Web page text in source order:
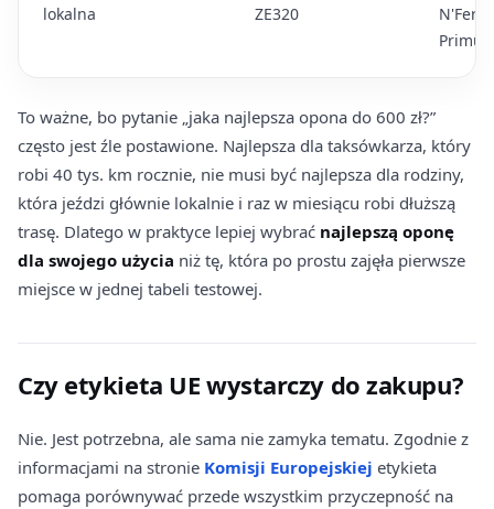
lokalna
ZE320
N'Fera
Primus
To ważne, bo pytanie „jaka najlepsza opona do 600 zł?”
często jest źle postawione. Najlepsza dla taksówkarza, który
robi 40 tys. km rocznie, nie musi być najlepsza dla rodziny,
która jeździ głównie lokalnie i raz w miesiącu robi dłuższą
trasę. Dlatego w praktyce lepiej wybrać najlepszą oponę
dla swojego użycia niż tę, która po prostu zajęła pierwsze
miejsce w jednej tabeli testowej.
Czy etykieta UE wystarczy do zakupu?
Nie. Jest potrzebna, ale sama nie zamyka tematu. Zgodnie z
informacjami na stronie Komisji Europejskiej etykieta
pomaga porównywać przede wszystkim przyczepność na